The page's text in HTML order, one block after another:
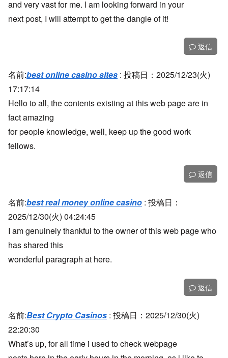
and very vast for me. I am looking forward in your
next post, I will attempt to get the dangle of it!
返信
名前:best online casino sites : 投稿日：2025/12/23(火)
17:17:14
Hello to all, the contents existing at this web page are in
fact amazing
for people knowledge, well, keep up the good work
fellows.
返信
名前:best real money online casino : 投稿日：
2025/12/30(火) 04:24:45
I am genuinely thankful to the owner of this web page who
has shared this
wonderful paragraph at here.
返信
名前:Best Crypto Casinos : 投稿日：2025/12/30(火)
22:20:30
What’s up, for all time i used to check webpage